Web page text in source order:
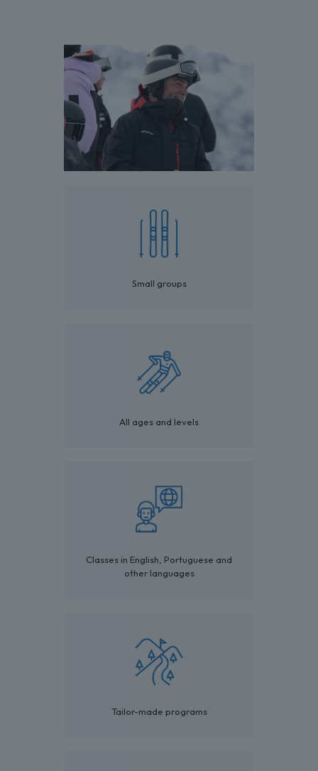
Small groups
All ages and levels
Classes in English, Portuguese and
other languages
Tailor-made programs